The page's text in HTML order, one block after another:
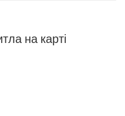
на карті